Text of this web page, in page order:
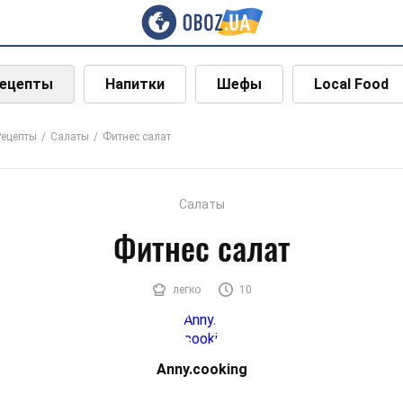
Напитки Шефы Local Food
Салаты Фитнес салат
Салаты
Фитнес салат
легко 10
Аnny.
cooki
Аnny.cooking